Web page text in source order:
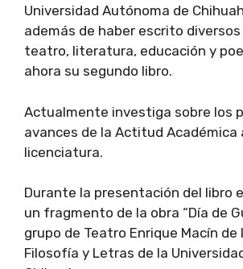
Universidad Autónoma de
además de haber escrito
teatro, literatura, educación y
ahora su segundo libro.
Actualmente investiga sobre los
avances de la Actitud Académica
licenciatura.
Durante la presentación del libro
un fragmento de la obra “Día de
grupo de Teatro Enrique Macín de
Filosofía y Letras de la